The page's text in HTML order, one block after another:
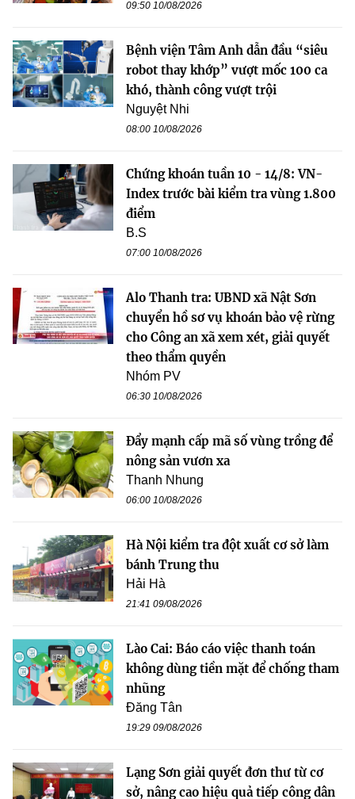
09:50 10/08/2026
Bệnh viện Tâm Anh dẫn đầu “siêu
robot thay khớp” vượt mốc 100 ca
khó, thành công vượt trội
Nguyệt Nhi
08:00 10/08/2026
Chứng khoán tuần 10 - 14/8: VN-
Index trước bài kiểm tra vùng 1.800
điểm
B.S
07:00 10/08/2026
Alo Thanh tra: UBND xã Nật Sơn
chuyển hồ sơ vụ khoán bảo vệ rừng
cho Công an xã xem xét, giải quyết
theo thẩm quyền
Nhóm PV
06:30 10/08/2026
Đẩy mạnh cấp mã số vùng trồng để
nông sản vươn xa
Thanh Nhung
06:00 10/08/2026
Hà Nội kiểm tra đột xuất cơ sở làm
bánh Trung thu
Hải Hà
21:41 09/08/2026
Lào Cai: Báo cáo việc thanh toán
không dùng tiền mặt để chống tham
nhũng
Đăng Tân
19:29 09/08/2026
Lạng Sơn giải quyết đơn thư từ cơ
sở, nâng cao hiệu quả tiếp công dân